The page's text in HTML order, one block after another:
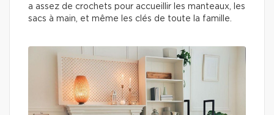
a assez de crochets pour accueillir les manteaux, les
sacs à main, et même les clés de toute la famille.